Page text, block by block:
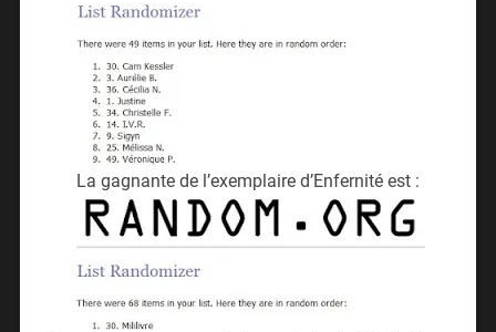
La gagnante de l’exemplaire d’Enfernité est :